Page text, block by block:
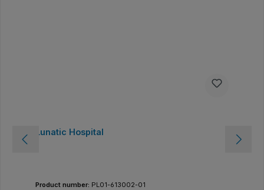
Lunatic Hospital
Product number: PL01-613002-01